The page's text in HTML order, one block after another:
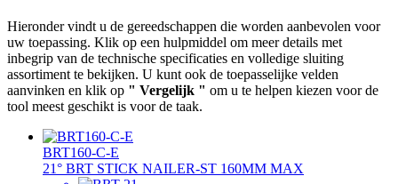
Hieronder vindt u de gereedschappen die worden aanbevolen voor
uw toepassing. Klik op een hulpmiddel om meer details met
inbegrip van de technische specificaties en volledige sluiting
assortiment te bekijken. U kunt ook de toepasselijke velden
aanvinken en klik op " Vergelijk " om u te helpen kiezen voor de
tool meest geschikt is voor de taak.
BRT160-C-E
21° BRT STICK NAILER-ST 160MM MAX